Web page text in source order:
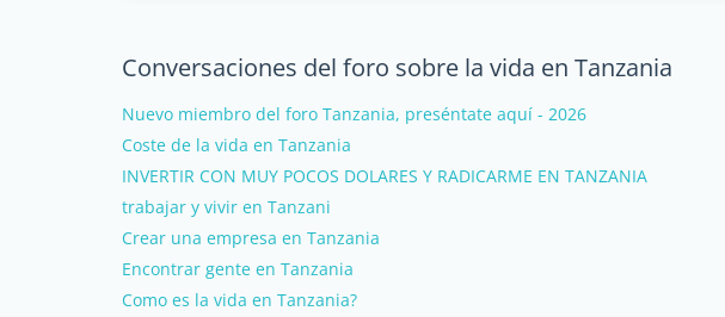
Conversaciones del foro sobre la vida en Tanzania
Nuevo miembro del foro Tanzania, preséntate aquí - 2026
Coste de la vida en Tanzania
INVERTIR CON MUY POCOS DOLARES Y RADICARME EN TANZANIA
trabajar y vivir en Tanzani
Crear una empresa en Tanzania
Encontrar gente en Tanzania
Como es la vida en Tanzania?